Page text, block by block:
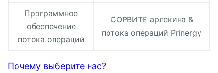
Программное
обеспечение
потока операций
СОРВИТЕ арлекина &
потока операций Prinergy
Почему выберите нас?